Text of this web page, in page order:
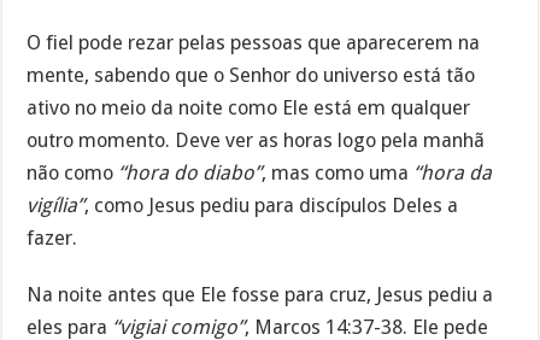
O fiel pode rezar pelas pessoas que aparecerem na
mente, sabendo que o Senhor do universo está tão
ativo no meio da noite como Ele está em qualquer
outro momento. Deve ver as horas logo pela manhã
não como “hora do diabo”, mas como uma “hora da
vigília”, como Jesus pediu para discípulos Deles a
fazer.
Na noite antes que Ele fosse para cruz, Jesus pediu a
eles para “vigiai comigo”, Marcos 14:37-38. Ele pede